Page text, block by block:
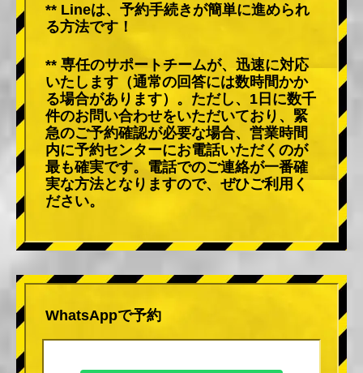
** Lineは、予約手続きが簡単に進められ
る方法です！
** 専任のサポートチームが、迅速に対応
いたします（通常の回答には数時間かか
る場合があります）。ただし、1日に数千
件のお問い合わせをいただいており、緊
急のご予約確認が必要な場合、営業時間
内に予約センターにお電話いただくのが
最も確実です。電話でのご連絡が一番確
実な方法となりますので、ぜひご利用く
ださい。
WhatsAppで予約